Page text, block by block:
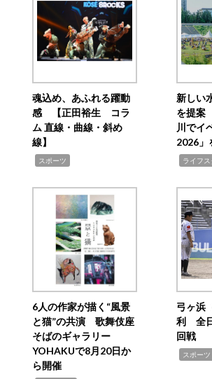
魂込め、あふれる躍動
感 【正田裕生 コラ
ム 直線・曲線・斜め
線】
スポーツ
新しい
を提案
川でイ
2026」
ライフ
6人の作家が描く“風景
と猫”の共演 歌舞伎座
そばのギャラリー
YOHAKUで8月20日か
ら開催
弓ヶ浜
利 全
回戦
スポーツ